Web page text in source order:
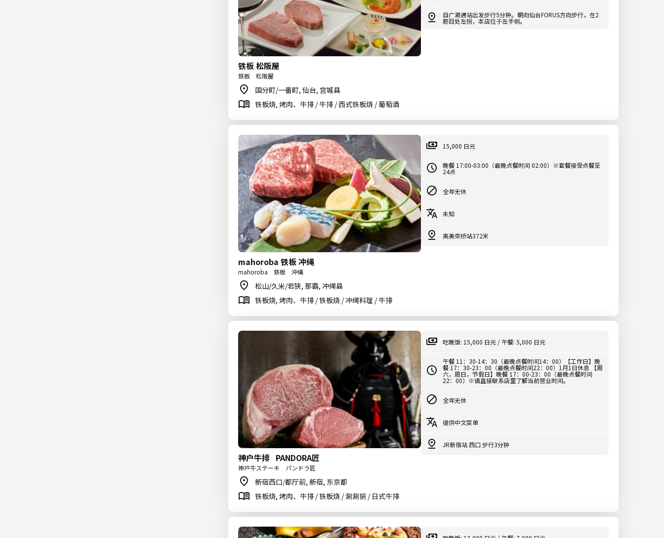
铁板 松阪屋
鉄板 松阪屋
国分町/一番町, 仙台, 宫城县
铁板烧, 烤肉、牛排 / 牛排 / 西式铁板烧 / 葡萄酒
自广濑通站出发步行5分钟。朝向仙台FORUS方向步行，在2
筋目处左拐，本店位于左手侧。
mahoroba 铁板 冲绳
mahoroba 鉄板 沖縄
松山/久米/若狭, 那霸, 冲绳县
铁板烧, 烤肉、牛排 / 铁板烧 / 冲绳料理 / 牛排
15,000 日元
晚餐 17:00-03:00（最晚点餐时间 02:00）※套餐接受点餐至
24点
全年无休
未知
离美荣桥站372米
神户牛排 PANDORA匠
神戸牛ステーキ パンドラ匠
新宿西口/都厅前, 新宿, 东京都
铁板烧, 烤肉、牛排 / 铁板烧 / 涮涮锅 / 日式牛排
吃晚饭: 15,000 日元 / 午餐: 5,000 日元
午餐 11：30-14：30（最晚点餐时间14：00）【工作日】晚
餐 17：30-23：00（最晚点餐时间22：00）1月1日休息 【周
六，周日，节假日】晚餐 17：00-23：00（最晚点餐时间
22：00）※请直接联系店里了解当前营业时间。
全年无休
提供中文菜单
JR新宿站 西口 步行3分钟